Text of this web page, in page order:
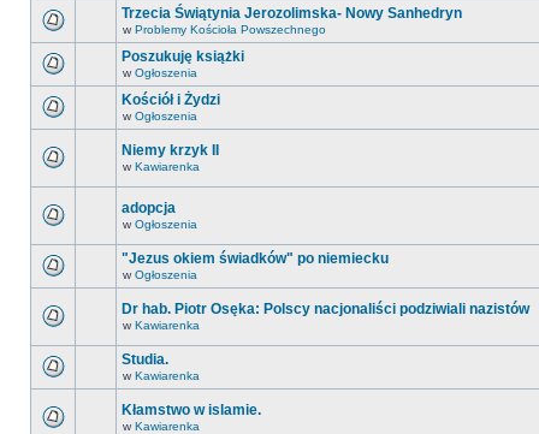
Trzecia Świątynia Jerozolimska- Nowy Sanhedryn
w Problemy Kościoła Powszechnego
Poszukuję książki
w Ogłoszenia
Kościół i Żydzi
w Ogłoszenia
Niemy krzyk II
w Kawiarenka
adopcja
w Ogłoszenia
"Jezus okiem świadków" po niemiecku
w Ogłoszenia
Dr hab. Piotr Osęka: Polscy nacjonaliści podziwiali nazistów
w Kawiarenka
Studia.
w Kawiarenka
Kłamstwo w islamie.
w Kawiarenka